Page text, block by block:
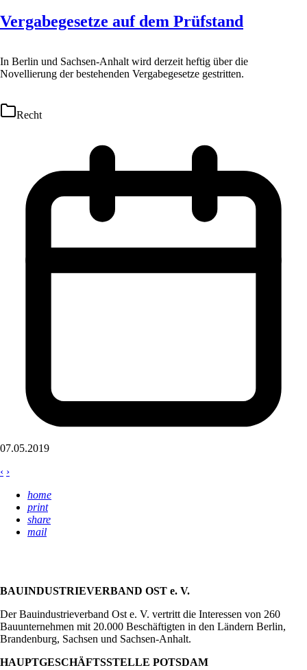
Vergabegesetze auf dem Prüfstand
In Berlin und Sachsen-Anhalt wird derzeit heftig über die
Novellierung der bestehenden Vergabegesetze gestritten.
Recht
07.05.2019
‹ ›
home
print
share
mail
BAUINDUSTRIEVERBAND OST e. V.
Der Bauindustrieverband Ost e. V. vertritt die Interessen von 260
Bauunternehmen mit 20.000 Beschäftigten in den Ländern Berlin,
Brandenburg, Sachsen und Sachsen-Anhalt.
HAUPTGESCHÄFTSSTELLE POTSDAM